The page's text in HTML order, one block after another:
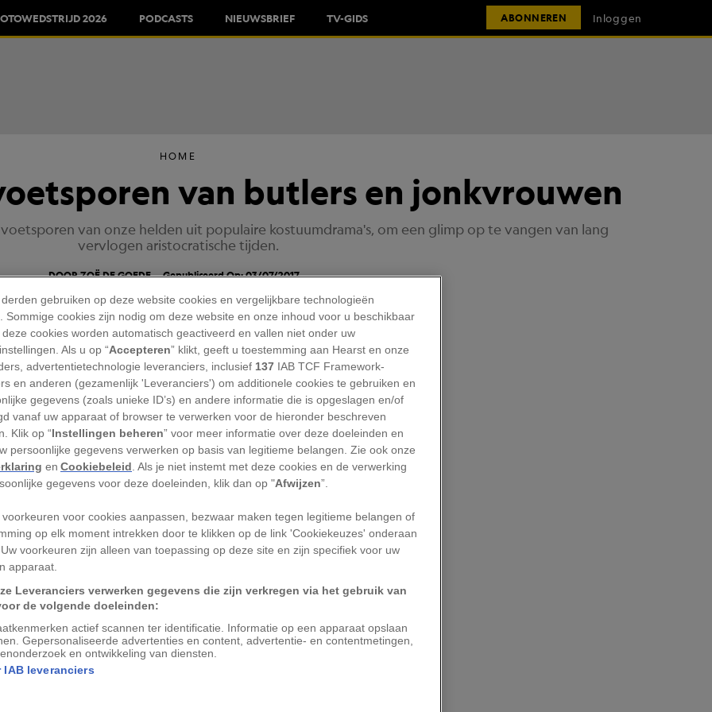
2026 PODCASTS NIEUWSBRIEF TV-GIDS ABONNEREN Inloggen
HOME
van butlers en jonkvrouwen
voetsporen van onze helden uit populaire kostuumdrama's, om een glimp op te vangen van lang
vervlogen aristocratische tijden.
DOOR ZOË DE GOEDE Gepubliceerd Op: 03/07/2017
kracht die mensen het decor in
Dat weet Litouwen al, die te kampen
nadat de serieWar and Peace
niet te spreken van de immens
, die overal ter wereld
Victoriaenthe Crown –waar
mannen verleiden en butlers in de
natuurlijk maar een land als decor
lijken als geen ander tot de
deGuardiantrekken we in grote
voetsporen van jonkvrouwen en butlers
landgoederen die als decor werden
gebruiken op deze website cookies en vergelijkbare technologieën
Sommige cookies zijn nodig om deze website en onze inhoud voor u beschikbaar
cookies worden automatisch geactiveerd en vallen niet onder uw
Als u op “Accepteren” klikt, geeft u toestemming aan Hearst en onze
advertentietechnologie leveranciers, inclusief 137 IAB TCF Framework-
en anderen (gezamenlijk 'Leveranciers') om additionele cookies te gebruiken en
gegevens (zoals unieke ID’s) en andere informatie die is opgeslagen en/of
vanaf uw apparaat of browser te verwerken voor de hieronder beschreven
Klik op “Instellingen beheren” voor meer informatie over deze doeleinden en
persoonlijke gegevens verwerken op basis van legitieme belangen. Zie ook onze
enCookiebeleid . Als je niet instemt met deze cookies en de verwerking
gegevens voor deze doeleinden, klik dan op "Afwijzen”.
voorkeuren voor cookies aanpassen, bezwaar maken tegen legitieme belangen of
op elk moment intrekken door te klikken op de link 'Cookiekeuzes' onderaan
voorkeuren zijn alleen van toepassing op deze site en zijn specifiek voor uw
apparaat.
Leveranciers verwerken gegevens die zijn verkregen via het gebruik van
de volgende doeleinden:
actief scannen ter identificatie. Informatie op een apparaat opslaan
Gepersonaliseerde advertenties en content, advertentie- en contentmetingen,
en ontwikkeling van diensten.
IAB leveranciers